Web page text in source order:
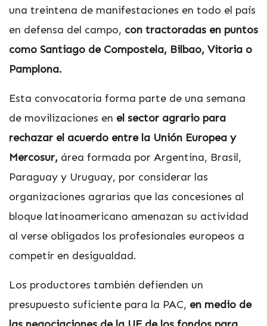
una treintena de manifestaciones en todo el país
en defensa del campo, con tractoradas en puntos
como Santiago de Compostela, Bilbao, Vitoria o
Pamplona.
Esta convocatoria forma parte de una semana
de movilizaciones en el sector agrario para
rechazar el acuerdo entre la Unión Europea y
Mercosur, área formada por Argentina, Brasil,
Paraguay y Uruguay, por considerar las
organizaciones agrarias que las concesiones al
bloque latinoamericano amenazan su actividad
al verse obligados los profesionales europeos a
competir en desigualdad.
Los productores también defienden un
presupuesto suficiente para la PAC, en medio de